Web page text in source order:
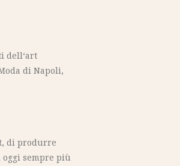
dell‘art
di Napoli,
di produrre
oggi sempre più